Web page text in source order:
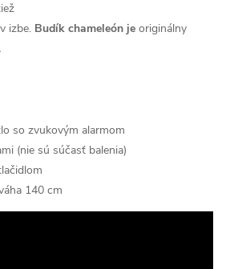
izbe. Budík chameleón je originálny
so zvukovým alarmom
(nie sú súčasť balenia)
140 cm